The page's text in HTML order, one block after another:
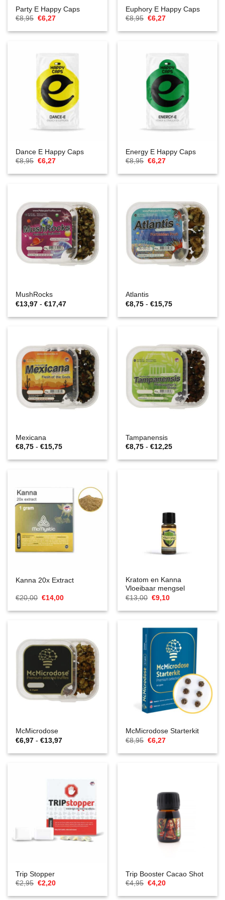
Party E Happy Caps
€8,95 Oorspronkelijke
was:
€6,27Huidige
is:
Euphory E Happy Caps
€8,95 Oorspronkelijke
was:
€6,27Huidige
is:
Dance E Happy Caps
€8,95 Oorspronkelijke
was:
€6,27Huidige
is:
Energy E Happy Caps
€8,95 Oorspronkelijke
was:
€6,27Huidige
is:
MushRocks
€13,97 - €17,47Prijsklasse:
tot
Atlantis
€8,75 - €15,75Prijsklasse:
tot
Mexicana
€8,75 - €15,75Prijsklasse:
tot
Tampanensis
€8,75 - €12,25Prijsklasse:
tot
Kanna 20x Extract
€20,00 Oorspronkelijke
prijs
was:
€14,00Huidige
is:
Kratom en Kanna
Vloeibaar mengsel
€13,00 Oorspronkelijke
prijs
was:
€9,10Huidige
is:
McMicrodose
€6,97 - €13,97Prijsklasse:
tot
McMicrodose Starterkit
€8,95 Oorspronkelijke
was:
€6,27Huidige
is:
Trip Stopper
€2,95 Oorspronkelijke
was:
€2,20Huidige
is:
Trip Booster Cacao Shot
€4,95 Oorspronkelijke
was:
€4,20Huidige
is: